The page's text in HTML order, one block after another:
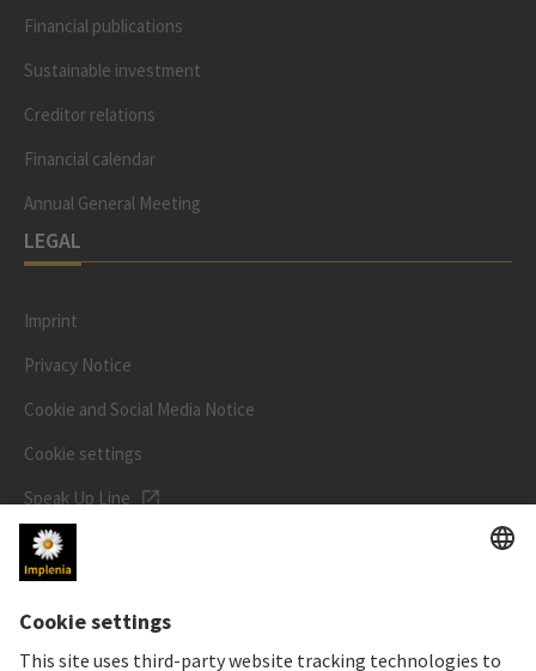
Financial publications
Sustainable investment
Creditor relations
Financial calendar
Annual General Meeting
LEGAL
Imprint
Privacy Notice
Cookie and Social Media Notice
Cookie settings
Speak Up Line
STOCK PRICE
ISIN: CH0023868554